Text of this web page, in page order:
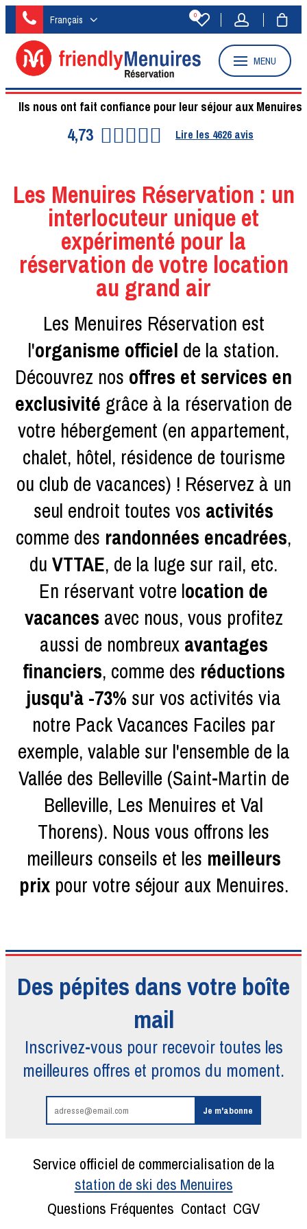
Français 0
MENU
Ils nous ont fait confiance pour leur séjour aux Menuires
4,73 Lire les 4626 avis
Les Menuires Réservation : un
interlocuteur unique et
expérimenté pour la
réservation de votre location
au grand air
Les Menuires Réservation est
l'organisme officiel de la station.
Découvrez nos offres et services en
exclusivité grâce à la réservation de
votre hébergement (en appartement,
chalet, hôtel, résidence de tourisme
ou club de vacances) ! Réservez à un
seul endroit toutes vos activités
comme des randonnées encadrées,
du VTTAE, de la luge sur rail, etc.
En réservant votre location de
vacances avec nous, vous profitez
aussi de nombreux avantages
financiers, comme des réductions
jusqu'à -73% sur vos activités via
notre Pack Vacances Faciles par
exemple, valable sur l'ensemble de la
Vallée des Belleville (Saint-Martin de
Belleville, Les Menuires et Val
Thorens). Nous vous offrons les
meilleurs conseils et les meilleurs
prix pour votre séjour aux Menuires.
Des pépites dans votre boîte
mail
Inscrivez-vous pour recevoir toutes les
meilleures offres et promos du moment.
Service officiel de commercialisation de la
station de ski des Menuires
Questions Fréquentes Contact CGV